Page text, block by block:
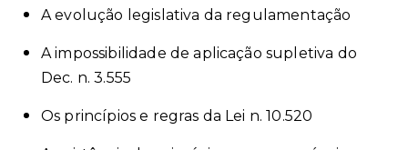
A evolução legislativa da regulamentação
A impossibilidade de aplicação supletiva do
Dec. n. 3.555
Os princípios e regras da Lei n. 10.520